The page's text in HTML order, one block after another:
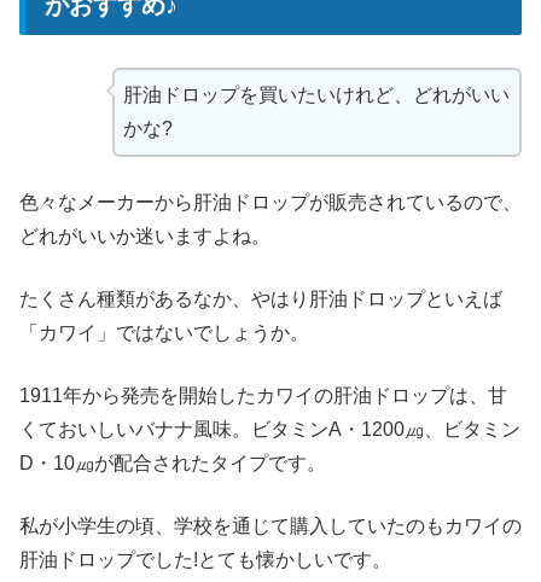
肝油ドロップを買いたいけれど、どれがいい
かな?
色々なメーカーから肝油ドロップが販売されているので、
どれがいいか迷いますよね。
たくさん種類があるなか、やはり肝油ドロップといえば
「カワイ」ではないでしょうか。
1911年から発売を開始したカワイの肝油ドロップは、甘
くておいしいバナナ風味。ビタミンA・1200㎍、ビタミン
D・10㎍が配合されたタイプです。
私が小学生の頃、学校を通じて購入していたのもカワイの
肝油ドロップでした!とても懐かしいです。